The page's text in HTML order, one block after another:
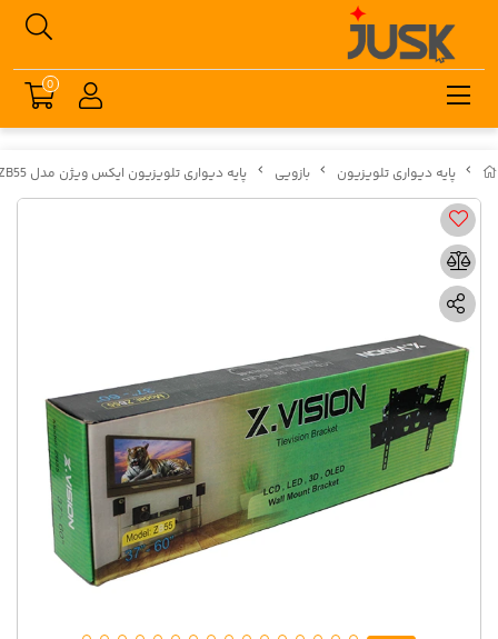
پایه دیواری تلویزیون بازویی پایه دیواری تلویزیون ایکس ویژن مدل ZB55 مناسب برای تلویزیون 37 تا 60 اینچ
0